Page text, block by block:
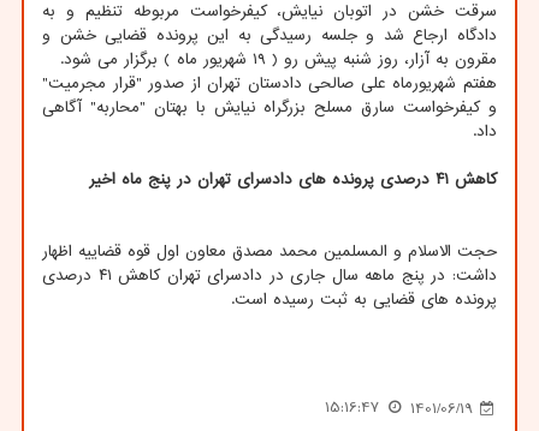
سرقت خشن در اتوبان نیایش، کیفرخواست مربوطه تنظیم و به
دادگاه ارجاع شد و جلسه رسیدگی به این پرونده قضایی خشن و
مقرون به آزار، روز شنبه پیش رو ( ۱۹ شهریور ماه ) برگزار می شود.
هفتم شهریورماه علی صالحی دادستان تهران از صدور "قرار مجرمیت"
و کیفرخواست سارق مسلح بزرگراه نیایش با بهتان "محاربه" آگاهی
داد.
کاهش ۴۱ درصدی پرونده های دادسرای تهران در پنج ماه اخیر
حجت الاسلام و المسلمین محمد مصدق معاون اول قوه قضاییه اظهار
داشت: در پنج ماهه سال جاری در دادسرای تهران کاهش ۴۱ درصدی
پرونده های قضایی به ثبت رسیده است.
1401/06/19
15:16:47